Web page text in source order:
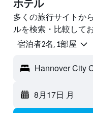
ホテル
多くの旅行サイトか
ルを検索・比較して
宿泊者2名, 1​部屋
Hannover City
8月17日 月